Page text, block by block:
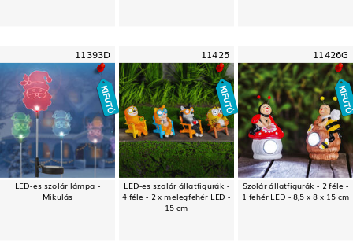
11393D
LED-es szolár lámpa -
Mikulás
11425
LED-es szolár állatfigurák -
4 féle - 2 x melegfehér LED -
15 cm
11426G
Szolár állatfigurák - 2 féle -
1 fehér LED - 8,5 x 8 x 15 cm